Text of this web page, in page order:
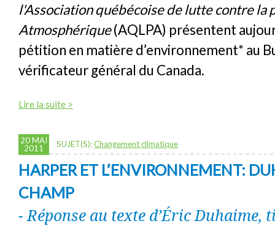
l'Association québécoise de lutte contre la
Atmosphérique(AQLPA) présentent
pétition en matière d’environnement* au
vérificateur général du Canada.
Lire la suite >
20 MAI
2011
SUJET(S):Changement climatique
HARPER ET L’ENVIRONNEMENT:
CHAMP
- Réponse au texte d’Éric Duhaime,